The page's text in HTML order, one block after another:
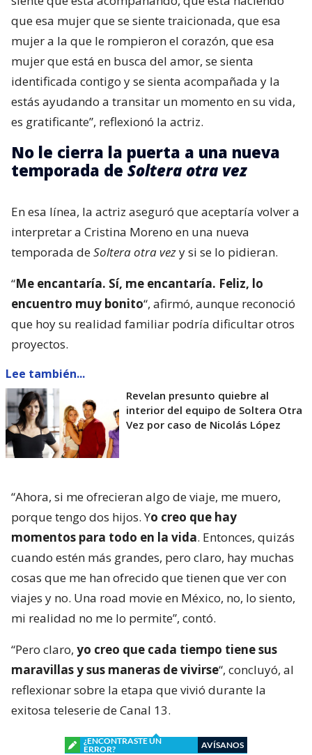
que esa mujer que se siente traicionada, que esa
mujer a la que le rompieron el corazón, que esa
mujer que está en busca del amor, se sienta
identificada contigo y se sienta acompañada y la
estás ayudando a transitar un momento en su vida,
es gratificante”, reflexionó la actriz.
No le cierra la puerta a una nueva
temporada de Soltera otra vez
En esa línea, la actriz aseguró que aceptaría volver a
interpretar a Cristina Moreno en una nueva
temporada deSoltera otra vezy si se lo pidieran.
“Me encantaría. Sí, me encantaría. Feliz, lo
encuentro muy bonito“, afirmó, aunque reconoció
que hoy su realidad familiar podría dificultar otros
proyectos.
Lee también...
Revelan presunto quiebre al
interior del equipo de Soltera Otra
Vez por caso de Nicolás López
“Ahora, si me ofrecieran algo de viaje, me muero,
porque tengo dos hijos. Yo creo que hay
momentos para todo en la vida. Entonces, quizás
cuando estén más grandes, pero claro, hay muchas
cosas que me han ofrecido que tienen que ver con
viajes y no. Una road movie en México, no, lo siento,
mi realidad no me lo permite”, contó.
“Pero claro, yo creo que cada tiempo tiene sus
maravillas y sus maneras de vivirse“, concluyó, al
reflexionar sobre la etapa que vivió durante la
exitosa teleserie de Canal 13.
¿ENCONTRASTE UN
ERROR?
AVÍSANOS